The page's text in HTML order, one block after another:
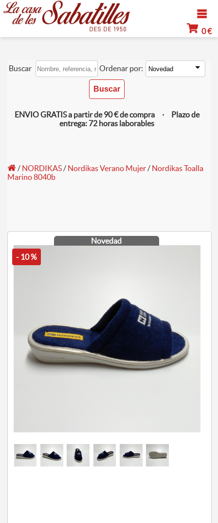
0 €
Buscar Ordenar por:
ENVIO GRATIS a partir de 90 € de compra · Plazo de
entrega: 72 horas laborables
/ NORDIKAS/ Nordikas Verano Mujer/ Nordikas Toalla
Marino 8040b
Novedad
- 10 %